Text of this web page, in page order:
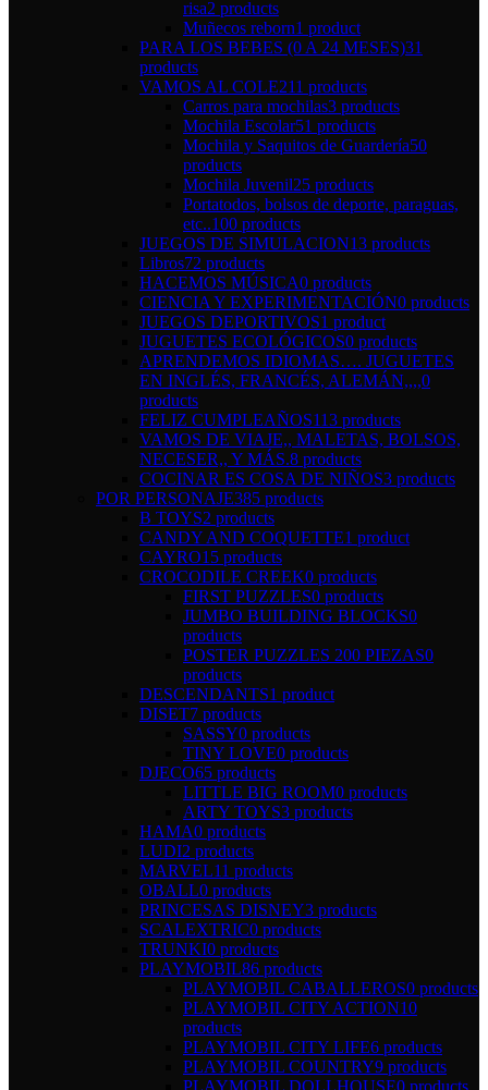
risa2 products
Muñecos reborn1 product
PARA LOS BEBES (0 A 24 MESES)31
products
VAMOS AL COLE211 products
Carros para mochilas3 products
Mochila Escolar51 products
Mochila y Saquitos de Guardería50
products
Mochila Juvenil25 products
Portatodos, bolsos de deporte, paraguas,
etc..100 products
JUEGOS DE SIMULACION13 products
Libros72 products
HACEMOS MÚSICA0 products
CIENCIA Y EXPERIMENTACIÓN0 products
JUEGOS DEPORTIVOS1 product
JUGUETES ECOLÓGICOS0 products
APRENDEMOS IDIOMAS…. JUGUETES
EN INGLÉS, FRANCÉS, ALEMÁN,,,,0
products
FELIZ CUMPLEAÑOS113 products
VAMOS DE VIAJE,, MALETAS, BOLSOS,
NECESER,, Y MÁS.8 products
COCINAR ES COSA DE NIÑOS3 products
POR PERSONAJE385 products
B TOYS2 products
CANDY AND COQUETTE1 product
CAYRO15 products
CROCODILE CREEK0 products
FIRST PUZZLES0 products
JUMBO BUILDING BLOCKS0
products
POSTER PUZZLES 200 PIEZAS0
products
DESCENDANTS1 product
DISET7 products
SASSY0 products
TINY LOVE0 products
DJECO65 products
LITTLE BIG ROOM0 products
ARTY TOYS3 products
HAMA0 products
LUDI2 products
MARVEL11 products
OBALL0 products
PRINCESAS DISNEY3 products
SCALEXTRIC0 products
TRUNKI0 products
PLAYMOBIL86 products
PLAYMOBIL CABALLEROS0 products
PLAYMOBIL CITY ACTION10
products
PLAYMOBIL CITY LIFE6 products
PLAYMOBIL COUNTRY9 products
PLAYMOBIL DOLLHOUSE0 products